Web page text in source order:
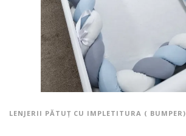
LENJERII PĂTUȚ CU IMPLETITURA ( BUMPER)